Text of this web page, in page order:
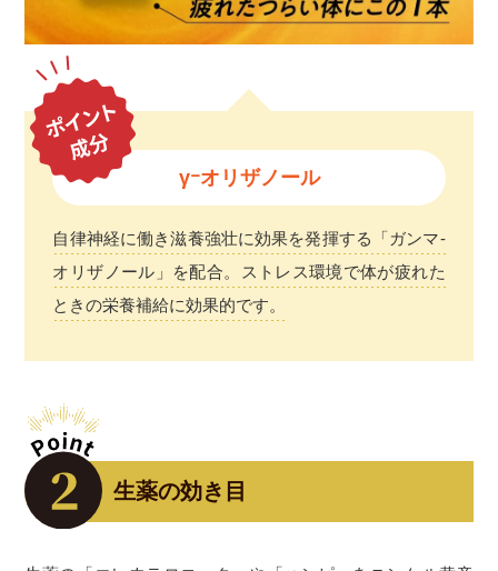
γｰオリザノール
自律神経に働き滋養強壮に効果を発揮する「ガンマ-
オリザノール」を配合。ストレス環境で体が疲れた
ときの栄養補給に効果的です。
生薬の効き目